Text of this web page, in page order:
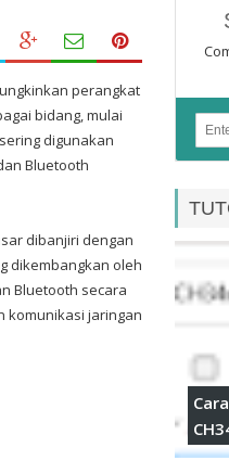
perangkat
bidang, mulai
digunakan
Bluetooth
dibanjiri dengan
dikembangkan oleh
Bluetooth secara
komunikasi jaringan